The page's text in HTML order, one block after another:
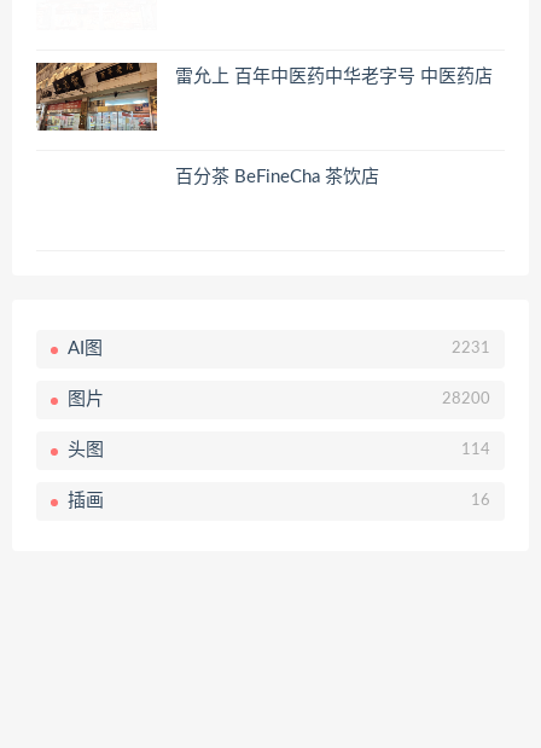
雷允上 百年中医药中华老字号 中医药店
百分茶 BeFineCha 茶饮店
AI图 2231
图片 28200
头图 114
插画 16